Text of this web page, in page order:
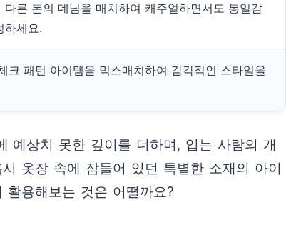
다른 톤의 데님을 매치하여 캐주얼하면서도 통일감
하세요.
크 패턴 아이템을 믹스매치하여 감각적인 스타일을
예상치 못한 깊이를 더하며, 입는 사람의 개
옷장 속에 잠들어 있던 특별한 소재의 아이
용해보는 것은 어떨까요?